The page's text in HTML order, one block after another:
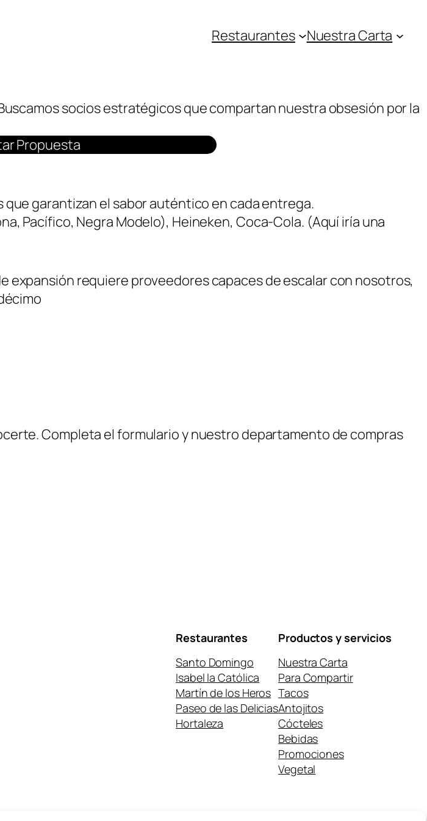
Restaurantes Nuestra Carta
socios estratégicos que compartan nuestra obsesión por la
Propuesta
que garantizan el sabor auténtico en cada entrega.
Pacífico, Negra Modelo), Heineken, Coca-Cola. (Aquí iría una
expansión requiere proveedores capaces de escalar con nosotros,
Completa el formulario y nuestro departamento de compras
Restaurantes
Santo Domingo
Isabel la Católica
Martín de los Heros
Paseo de las Delicias
Hortaleza
Productos y servicios
Nuestra Carta
Para Compartir
Tacos
Antojitos
Cócteles
Bebidas
Promociones
Vegetal